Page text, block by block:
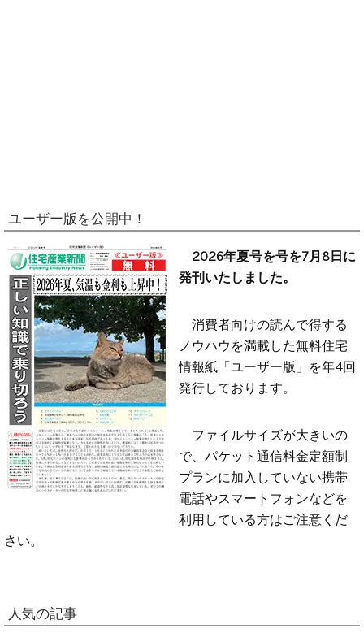
ユーザー版を公開中！
2026年夏号を号を7月8日に
発刊いたしました。
消費者向けの読んで得する
ノウハウを満載した無料住宅
情報紙「ユーザー版」を年4回
発行しております。
ファイルサイズが大きいの
で、パケット通信料金定額制
プランに加入していない携帯
電話やスマートフォンなどを
利用している方はご注意くだ
さい。
人気の記事